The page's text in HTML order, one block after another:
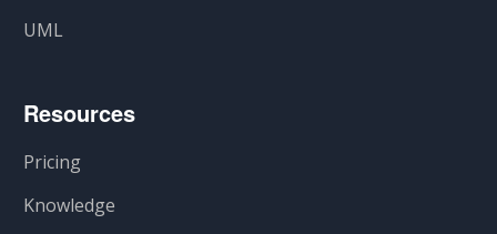
UML
Resources
Pricing
Knowledge